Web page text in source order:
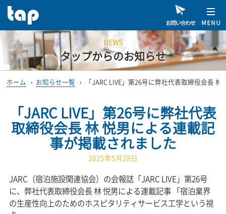
NEWS
タップからのお知らせ
ホーム › お知らせ一覧 › 「JARC LIVE」第26号に弊社代表取締役会長
「JARC LIVE」第26号に弊社代表
取締役会長 林 悦男による連載記
事が掲載されました
2025年5月28日
JARC（宿泊施設関連協会）の会報誌「JARC LIVE」第26号
に、弊社代表取締役会長 林 悦男による連載記事 「宿泊業界
の生産性向上のためのホスピタリティサービス工学という視